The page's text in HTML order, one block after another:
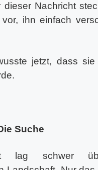
dieser Nachricht
ihn einfach
jetzt, dass
Suche
lag schwer